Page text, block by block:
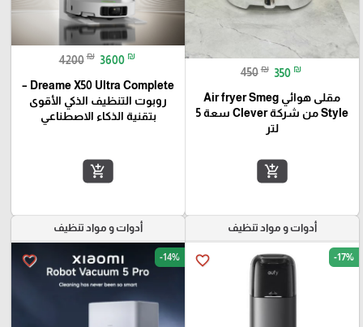
450 ₪ 350 ₪
مقلى هوائي Air fryer Smeg
Style من شركة Clever سعة 5
لتر
add_shopping_cart
4200 ₪ 3600 ₪
Dreame X50 Ultra Complete –
روبوت التنظيف الذكي الأقوى
بتقنية الذكاء الاصطناعي
add_shopping_cart
أدوات و مواد تنظيف
favorite_border -17%
أدوات و مواد تنظيف
favorite_border -14%